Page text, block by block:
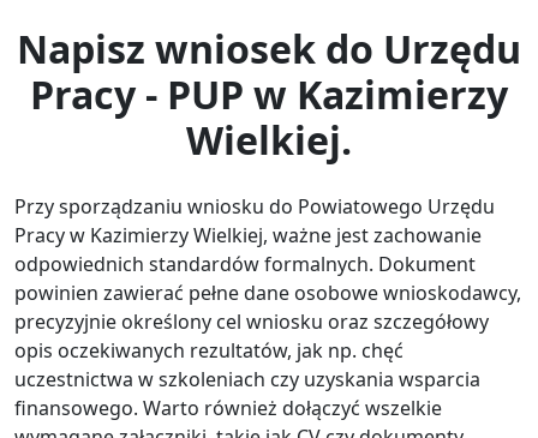
Napisz wniosek do Urzędu
Pracy - PUP w Kazimierzy
Wielkiej.
Przy sporządzaniu wniosku do Powiatowego Urzędu
Pracy w Kazimierzy Wielkiej, ważne jest zachowanie
odpowiednich standardów formalnych. Dokument
powinien zawierać pełne dane osobowe wnioskodawcy,
precyzyjnie określony cel wniosku oraz szczegółowy
opis oczekiwanych rezultatów, jak np. chęć
uczestnictwa w szkoleniach czy uzyskania wsparcia
finansowego. Warto również dołączyć wszelkie